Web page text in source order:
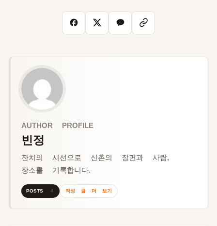
AUTHOR PROFILE
빈정
잔치의 시선으로 신촌의 장면과 사람,
장소를 기록합니다.
POSTS 4 작성 글 더 보기